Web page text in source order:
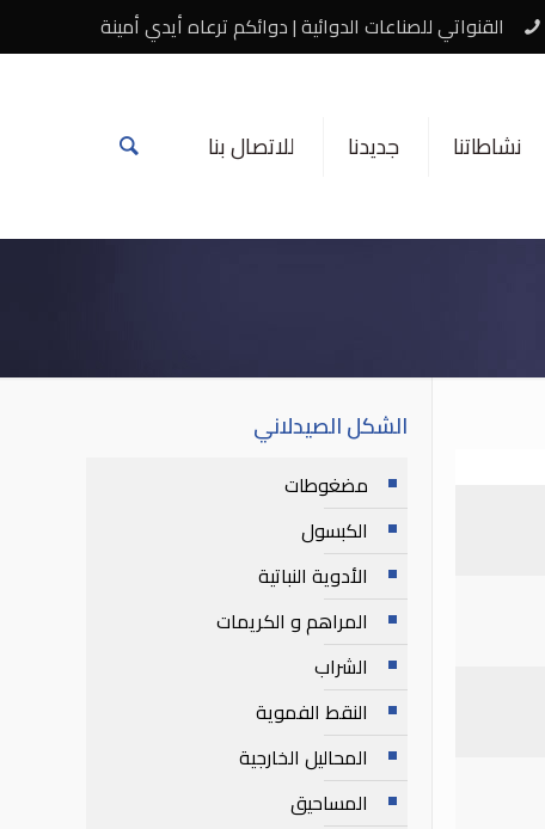
القنواتي للصناعات الدوائية | دوائكم ترعاه أيدي أمينة
نشاطاتنا جديدنا للاتصال بنا
الشكل الصيدلاني
مضغوطات
الكبسول
الأدوية النباتية
المراهم و الكريمات
الشراب
النقط الفموية
المحاليل الخارجية
المساحيق